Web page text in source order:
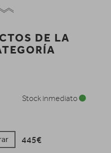
DE LA
445€
Stock inmediato